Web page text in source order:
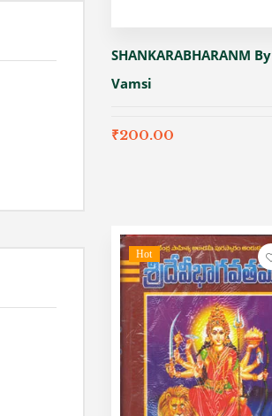
SHANKARABHARANM By
Vamsi
₹200.00
Hot